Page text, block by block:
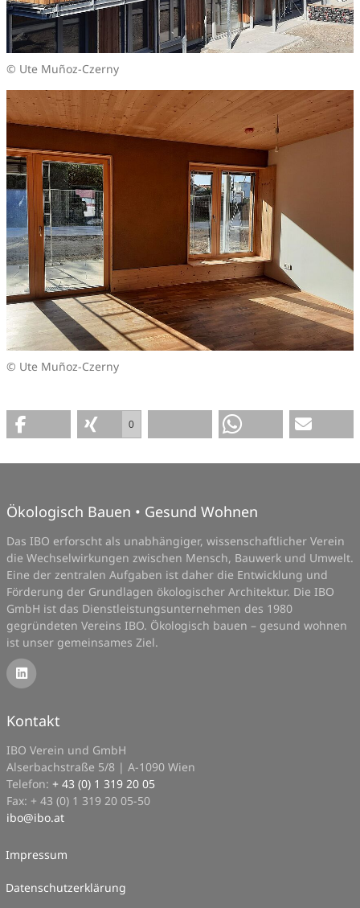
© Ute Muñoz-Czerny
© Ute Muñoz-Czerny
0
Ökologisch Bauen • Gesund Wohnen
Das IBO erforscht als unabhängiger, wissenschaftlicher Verein
die Wechselwirkungen zwischen Mensch, Bauwerk und Umwelt.
Eine der zentralen Aufgaben ist daher die Entwicklung und
Förderung der Grundlagen ökologischer Architektur. Die IBO
GmbH ist das Dienstleistungsunternehmen des 1980
gegründeten Vereins IBO. Ökologisch bauen – gesund wohnen
ist unser gemeinsames Ziel.
Kontakt
IBO Verein und GmbH
Alserbachstraße 5/8 | A-1090 Wien
Telefon: + 43 (0) 1 319 20 05
Fax: + 43 (0) 1 319 20 05-50
ibo@ibo.at
Impressum
Datenschutzerklärung